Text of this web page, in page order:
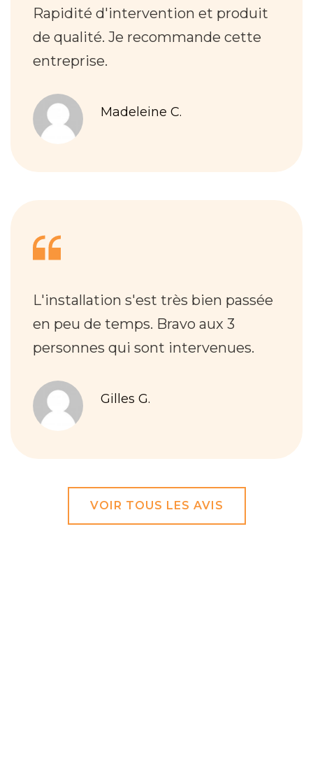
Rapidité d'intervention et produit
de qualité. Je recommande cette
entreprise.
Madeleine C.
L'installation s'est très bien passée
en peu de temps. Bravo aux 3
personnes qui sont intervenues.
Gilles G.
VOIR TOUS LES AVIS